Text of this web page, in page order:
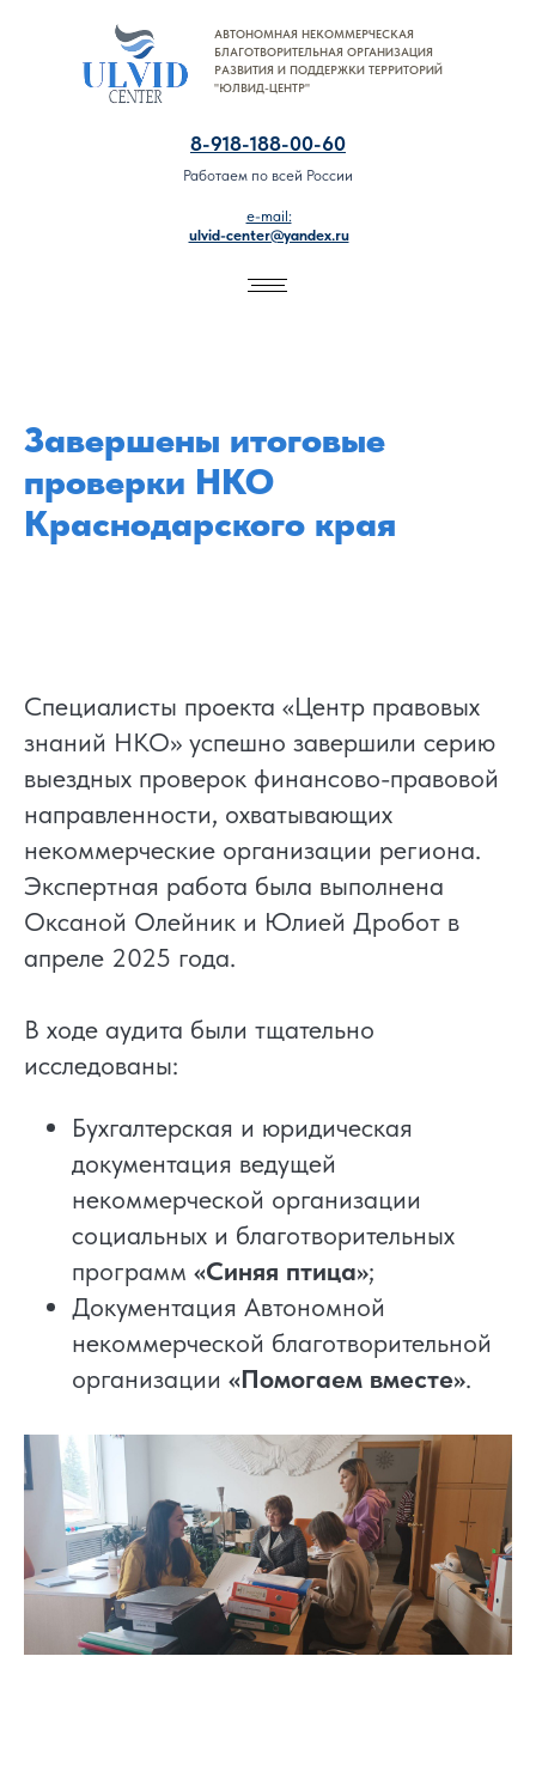
АВТОНОМНАЯ НЕКОММЕРЧЕСКАЯ
БЛАГОТВОРИТЕЛЬНАЯ ОРГАНИЗАЦИЯ
РАЗВИТИЯ И ПОДДЕРЖКИ ТЕРРИТОРИЙ
"ЮЛВИД-ЦЕНТР"
8-918-188-00-60
Работаем по всей России
e-mail:
ulvid-center@yandex.ru
8-918-188-00-60
Завершены итоговые
проверки НКО
Краснодарского края
Специалисты проекта «Центр правовых
знаний НКО» успешно завершили серию
выездных проверок финансово-правовой
направленности, охватывающих
некоммерческие организации региона.
Экспертная работа была выполнена
Оксаной Олейник и Юлией Дробот в
апреле 2025 года.
В ходе аудита были тщательно
исследованы:
Бухгалтерская и юридическая
документация ведущей
некоммерческой организации
социальных и благотворительных
программ «Синяя птица»;
Документация Автономной
некоммерческой благотворительной
организации «Помогаем вместе».